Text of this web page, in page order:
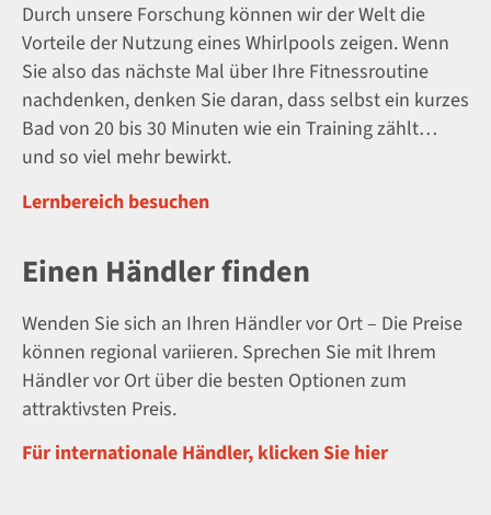
Durch unsere Forschung können wir der Welt die
Vorteile der Nutzung eines Whirlpools zeigen. Wenn
Sie also das nächste Mal über Ihre Fitnessroutine
nachdenken, denken Sie daran, dass selbst ein kurzes
Bad von 20 bis 30 Minuten wie ein Training zählt…
und so viel mehr bewirkt.
Lernbereich besuchen
Einen Händler finden
Wenden Sie sich an Ihren Händler vor Ort – Die Preise
können regional variieren. Sprechen Sie mit Ihrem
Händler vor Ort über die besten Optionen zum
attraktivsten Preis.
Für internationale Händler, klicken Sie hier